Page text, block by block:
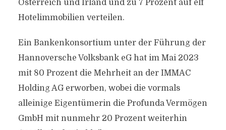
Österreich und Irland und zu 7 Prozent auf elf
Hotelimmobilien verteilen.
Ein Bankenkonsortium unter der Führung der
Hannoversche Volksbank eG hat im Mai 2023
mit 80 Prozent die Mehrheit an der IMMAC
Holding AG erworben, wobei die vormals
alleinige Eigentümerin die Profunda Vermögen
GmbH mit nunmehr 20 Prozent weiterhin